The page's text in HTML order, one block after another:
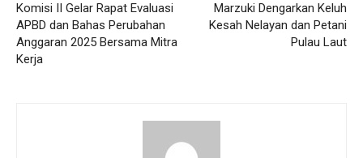
Komisi II Gelar Rapat Evaluasi
APBD dan Bahas Perubahan
Anggaran 2025 Bersama Mitra
Kerja
Marzuki Dengarkan Keluh
Kesah Nelayan dan Petani
Pulau Laut